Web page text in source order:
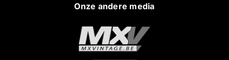
Onze andere media